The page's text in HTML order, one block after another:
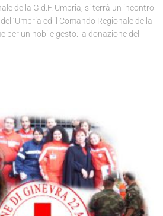
della G.d.F. Umbria, si terrà un incontro
ed il Comando Regionale della
per un nobile gesto: la donazione del